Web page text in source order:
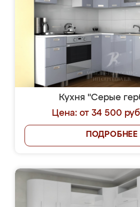
Кухня "Серые
Цена: от 34 500
ПОДРОБНЕЕ